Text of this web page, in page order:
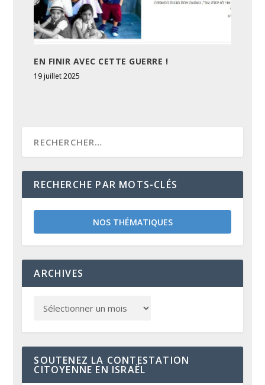
EN FINIR AVEC CETTE GUERRE !
19 juillet 2025
RECHERCHE PAR MOTS-CLÉS
NOS THÉMATIQUES
ARCHIVES
SOUTENEZ LA CONTESTATION
CITOYENNE EN ISRAËL